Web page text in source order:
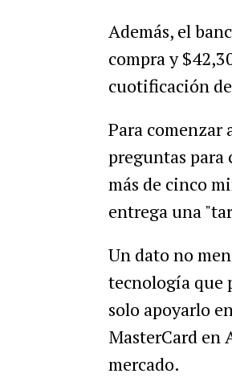
Además, el
compra y
cuotificación
Para comenzar
preguntas para
más de cinco
entrega una
Un dato no
tecnología que
solo apoyarlo
MasterCard en
mercado.